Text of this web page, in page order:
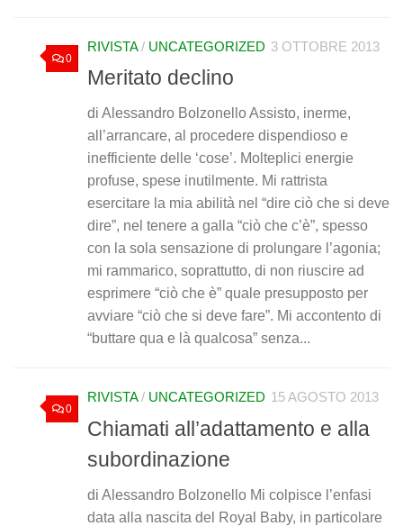
0
RIVISTA/ UNCATEGORIZED 3 OTTOBRE 2013
Meritato declino
di Alessandro Bolzonello Assisto, inerme,
all’arrancare, al procedere dispendioso e
inefficiente delle ‘cose’. Molteplici energie
profuse, spese inutilmente. Mi rattrista
esercitare la mia abilità nel “dire ciò che si deve
dire”, nel tenere a galla “ciò che c’è”, spesso
con la sola sensazione di prolungare l’agonia;
mi rammarico, soprattutto, di non riuscire ad
esprimere “ciò che è” quale presupposto per
avviare “ciò che si deve fare”. Mi accontento di
“buttare qua e là qualcosa” senza...
0
RIVISTA/ UNCATEGORIZED 15 AGOSTO 2013
Chiamati all’adattamento e alla
subordinazione
di Alessandro Bolzonello Mi colpisce l’enfasi
data alla nascita del Royal Baby, in particolare